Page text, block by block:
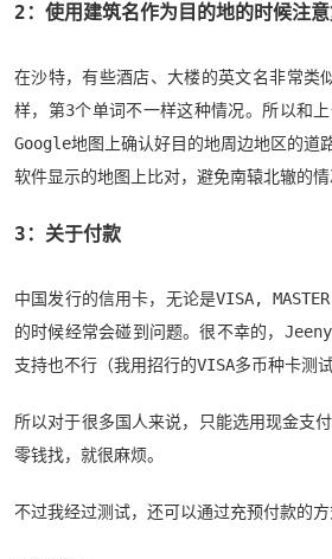
2：使用建筑名作为目的地的时候注
在沙特，有些酒店、大楼的英文名非常类
样，第3个单词不一样这种情况。所以和
Google地图上确认好目的地周边地区的道
软件显示的地图上比对，避免南辕北辙的情
3：关于付款
中国发行的信用卡，无论是VISA,
的时候经常会碰到问题。很不幸的，
支持也不行（我用招行的VISA多币种卡测试
所以对于很多国人来说，只能选用现金支
零钱找，就很麻烦。
不过我经过测试，还可以通过充预付款的方